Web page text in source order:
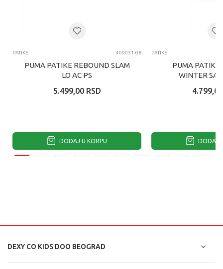
PATIKE 409051-08
PUMA PATIKE REBOUND SLAM
LO AC PS
5.499,00 RSD
DODAJ U KORPU
PATIKE
PUMA PATIKE
WINTER
4.799,00
DODAJ
DEXY CO KIDS DOO BEOGRAD